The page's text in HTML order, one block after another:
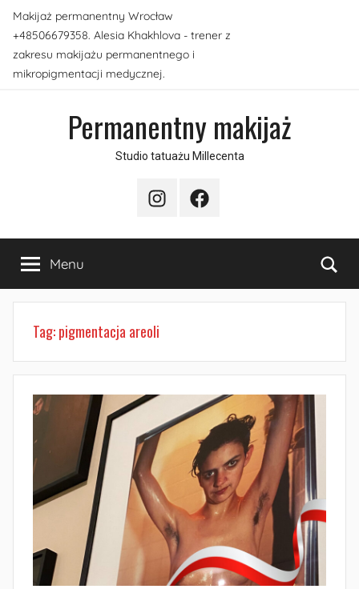
Przejdź
do
treści
Makijaż permanentny Wrocław
+48506679358. Alesia Khakhlova - trener z
zakresu makijażu permanentnego i
mikropigmentacji medycznej.
Permanentny makijaż
Studio tatuażu Millecenta
InstagramFacebook
Menu
Tag:pigmentacja areoli